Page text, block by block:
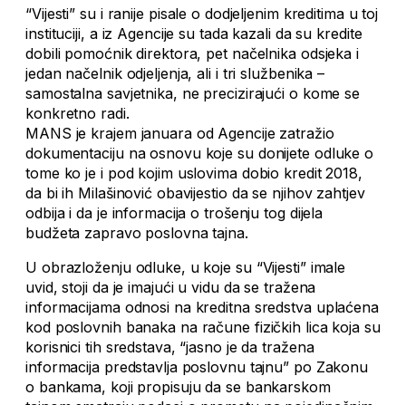
“Vijesti” su i ranije pisale o dodjeljenim kreditima u toj
instituciji, a iz Agencije su tada kazali da su kredite
dobili pomoćnik direktora, pet načelnika odsjeka i
jedan načelnik odjeljenja, ali i tri službenika –
samostalna savjetnika, ne precizirajući o kome se
konkretno radi.
MANS je krajem januara od Agencije zatražio
dokumentaciju na osnovu koje su donijete odluke o
tome ko je i pod kojim uslovima dobio kredit 2018,
da bi ih Milašinović obavijestio da se njihov zahtjev
odbija i da je informacija o trošenju tog dijela
budžeta zapravo poslovna tajna.
U obrazloženju odluke, u koje su “Vijesti” imale
uvid, stoji da je imajući u vidu da se tražena
informacijama odnosi na kreditna sredstva uplaćena
kod poslovnih banaka na račune fizičkih lica koja su
korisnici tih sredstava, “jasno je da tražena
informacija predstavlja poslovnu tajnu” po Zakonu
o bankama, koji propisuju da se bankarskom